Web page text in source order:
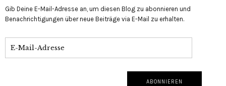
Gib Deine E-Mail-Adresse an, um diesen Blog zu abonnieren und
Benachrichtigungen über neue Beiträge via E-Mail zu erhalten.